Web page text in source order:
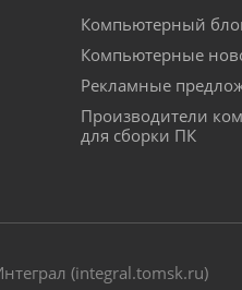
Компьютерный
Компьютерные
Рекламные
Производители
для сборки ПК
(integral.tomsk.ru)